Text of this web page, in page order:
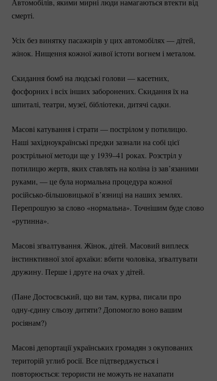
Автомобілів, якими мирні люди намагаються втекти від
смерті.
Усіх без винятку пасажирів у цих автомобілях — дітей,
жінок. Нищення кожної живої істоти вогнем і металом.
Скидання бомб на людські голови — касетних,
фосфорних і всіх інших заборонених. Скидання їх на
шпиталі, театри, музеї, бібліотеки, дитячі садки.
Масові катування і страти — пострілом у потилицю.
Наші західноукраїнські предки зазнали на собі цієї
розстрільної методи ще у 1939–41 роках. Розстріл у
потилицю жертв, яких ставлять на коліна із зав’язаними
руками, — це була нормальна процедура кожної
російсько-більшовицькоїв’язниці на наших землях.
Перепрошую за слово «нормальна». Точнішим буде слово
«рутинна».
Масові зґвалтування. Жінок, дітей. Масовий виплеск
інстинктивної злої архаїки: вбити чоловіка, зґвалтувати
дружину. Перше і друге на очах у дітей.
(Пане Достоєвський, що ви там, курва, писали про
одну-єдинусльозу дитяти? Допомогло воно вашим
росіянам?)
Масові депортації українських громадян з окупованих
територій углиб росії. Все підтверджується і
повторюється: терористи не можуть не нахапати